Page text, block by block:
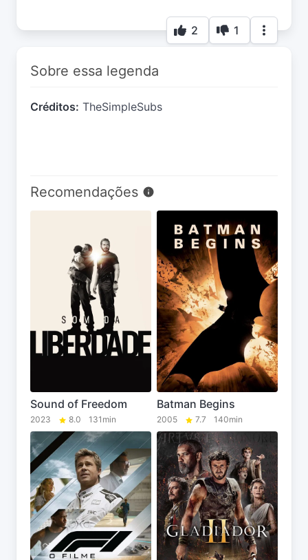
2 1
Sobre essa legenda
Créditos: TheSimpleSubs
Recomendações
Sound of Freedom
2023 8.0 131min
Batman Begins
2005 7.7 140min